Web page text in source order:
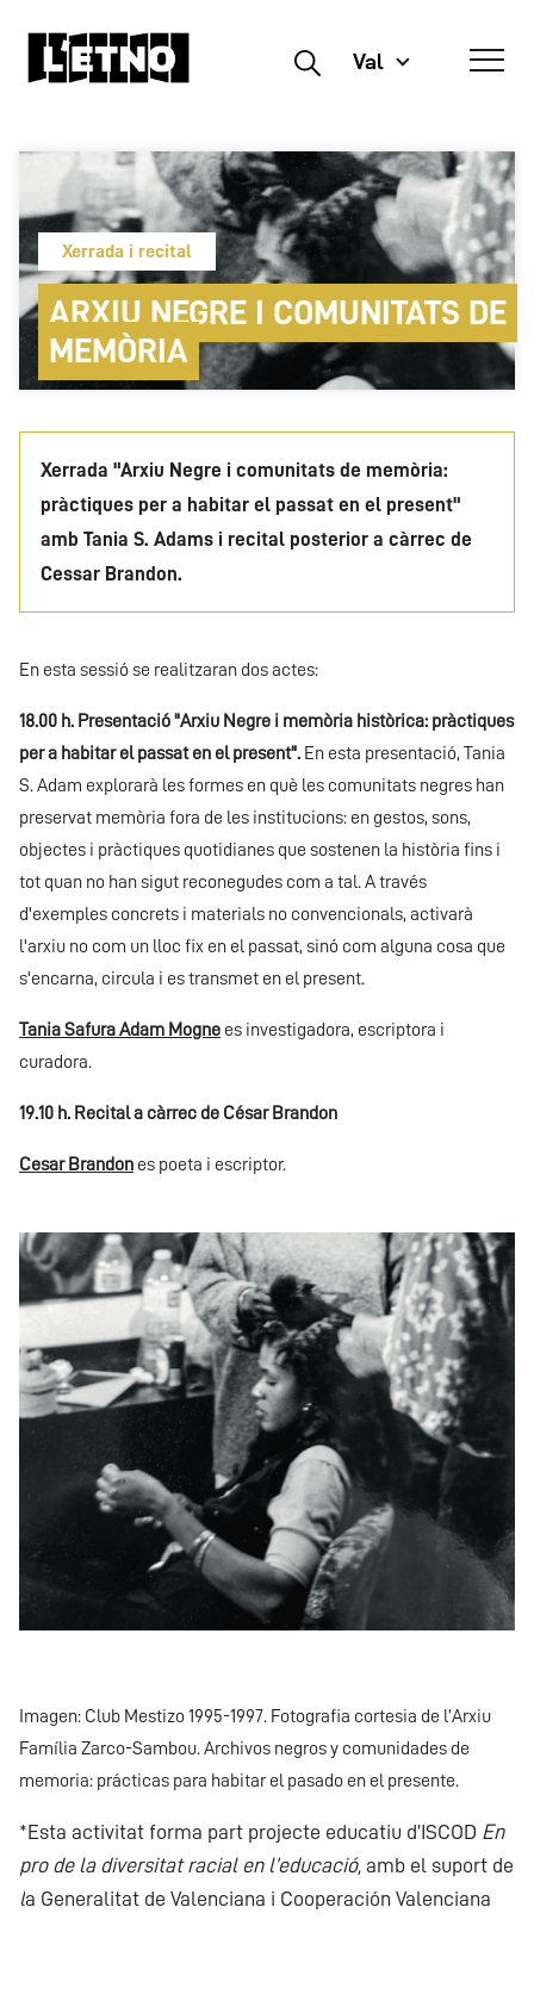
Buscar Val
Xerrada i recital
ARXIU NEGRE I COMUNITATS DE
MEMÒRIA
Xerrada "Arxiu Negre i comunitats de memòria:
pràctiques per a habitar el passat en el present"
amb Tania S. Adams i recital posterior a càrrec de
Cessar Brandon.
En esta sessió se realitzaran dos actes:
18.00 h. Presentació "Arxiu Negre i memòria històrica: pràctiques
per a habitar el passat en el present". En esta presentació, Tania
S. Adam explorarà les formes en què les comunitats negres han
preservat memòria fora de les institucions: en gestos, sons,
objectes i pràctiques quotidianes que sostenen la història fins i
tot quan no han sigut reconegudes com a tal. A través
d'exemples concrets i materials no convencionals, activarà
l'arxiu no com un lloc fix en el passat, sinó com alguna cosa que
s'encarna, circula i es transmet en el present.
Tania Safura Adam Mogne es investigadora, escriptora i
curadora.
19.10 h. Recital a càrrec de César Brandon
Cesar Brandon es poeta i escriptor.
Imagen: Club Mestizo 1995-1997. Fotografia cortesia de l’Arxiu
Família Zarco-Sambou. Archivos negros y comunidades de
memoria: prácticas para habitar el pasado en el presente.
*Esta activitat forma part projecte educatiu d’ISCOD En
pro de la diversitat racial en l’educació, amb el suport de
la Generalitat de Valenciana i Cooperación Valenciana